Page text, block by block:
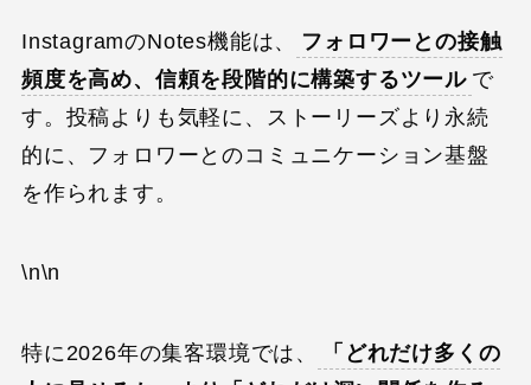
InstagramのNotes機能は、
フォロワーとの接触
頻度を高め、信頼を段階的に構築するツール で
す。投稿よりも気軽に、ストーリーズより永続
的に、フォロワーとのコミュニケーション基盤
を作られます。
\n\n
特に2026年の集客環境では、
「どれだけ多くの